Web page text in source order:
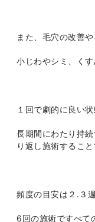
また、毛穴の改善
小じわやシミ、くす
１回で劇的に良い
長期間にわたり持
り返し施術するこ
頻度の目安は２.３
6回の施術ですべて